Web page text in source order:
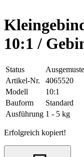
10:1 /
Status
Artikel-Nr.
4065520
Modell
10:1
Bauform
Standard
Ausführung 1 - 5 kg
Erfolgreich kopiert!